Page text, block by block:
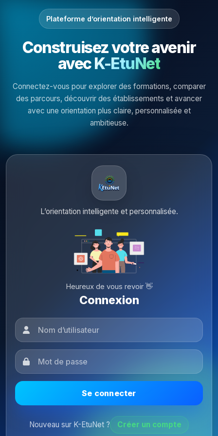
Plateforme d’orientation intelligente
Construisez votre avenir
avecK-EtuNet
Connectez-vous pour explorer des formations, comparer
des parcours, découvrir des établissements et avancer
avec une orientation plus claire, personnalisée et
ambitieuse.
L’orientation intelligente et personnalisée.
Heureux de vous revoir 👋
Connexion
Se connecter
Nouveau sur K-EtuNet ? Créer un compte